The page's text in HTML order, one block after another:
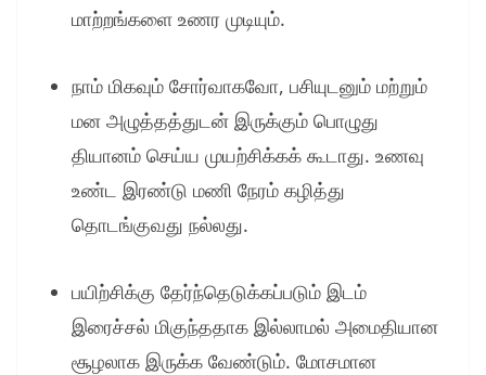
மாற்றங்களை உணர முடியும்.
நாம் மிகவும் சோர்வாகவோ, பசியுடனும் மற்றும்
மன அழுத்தத்துடன் இருக்கும் பொழுது
தியானம் செய்ய முயற்சிக்கக் கூடாது. உணவு
உண்ட இரண்டு மணி நேரம் கழித்து
தொடங்குவது நல்லது.
பயிற்சிக்கு தேர்ந்தெடுக்கப்படும் இடம்
இரைச்சல் மிகுந்ததாக இல்லாமல் அமைதியான
சூழலாக இருக்க வேண்டும். மோசமான